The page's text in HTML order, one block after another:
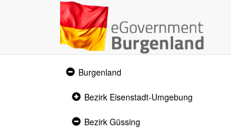
Expanded
section
Burgenland
Collapsed
Bezirk Eisenstadt-Umgebung
Expanded
Bezirk Güssing